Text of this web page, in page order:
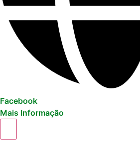
Facebook
Mais Informação